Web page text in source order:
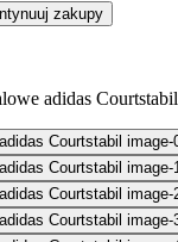
zakupy
adidas Courtstabil